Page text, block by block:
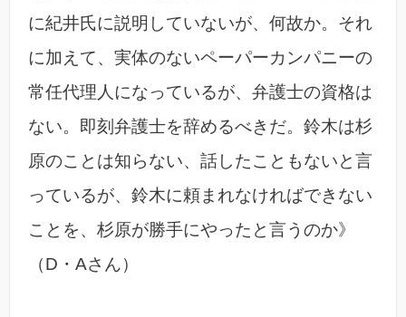
に紀井氏に説明していないが、何故か。それ
に加えて、実体のないペーパーカンパニーの
常任代理人になっているが、弁護士の資格は
ない。即刻弁護士を辞めるべきだ。鈴木は杉
原のことは知らない、話したこともないと言
っているが、鈴木に頼まれなければできない
ことを、杉原が勝手にやったと言うのか》
（D・Aさん）